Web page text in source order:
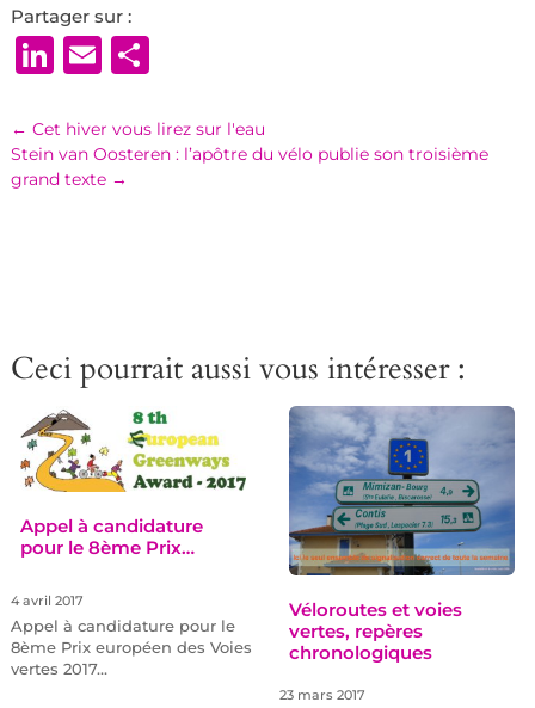
Partager sur :
LinkedIn
EmailPartager
← Cet hiver vous lirez sur l'eau
Stein van Oosteren : l’apôtre du vélo publie son troisième
grand texte→
Ceci pourrait aussi vous intéresser :
Appel à candidature
pour le 8ème Prix…
4 avril 2017
Appel à candidature pour le
8ème Prix européen des Voies
vertes 2017…
Véloroutes et voies
vertes, repères
chronologiques
23 mars 2017